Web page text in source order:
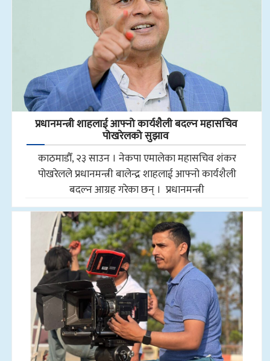
प्रधानमन्त्री शाहलाई आफ्नो कार्यशैली बदल्न महासचिव
पोखरेलको सुझाव
काठमाडौँ, २३ साउन । नेकपा एमालेका महासचिव शंकर
पोखरेलले प्रधानमन्त्री बालेन्द्र शाहलाई आफ्नो कार्यशैली
बदल्न आग्रह गरेका छन् । प्रधानमन्त्री